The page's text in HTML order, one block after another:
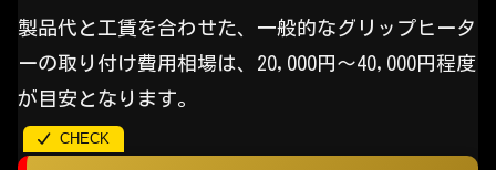
製品代と工賃を合わせた、一般的なグリップヒータ
ーの取り付け費用相場は、20,000円〜40,000円程度
が目安となります。